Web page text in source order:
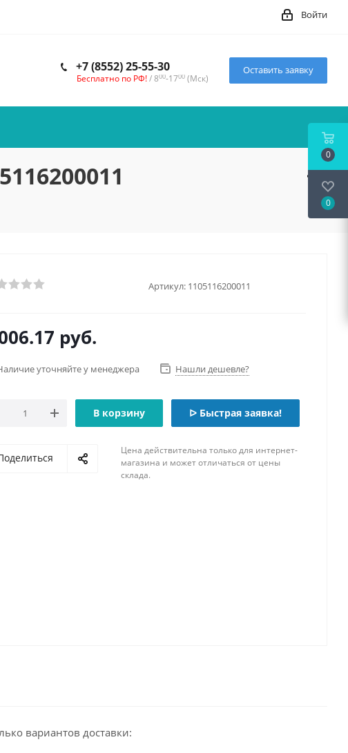
Войти
+7 (8552) 25-55-30
Бесплатно по РФ!/ 800-1700 (Мск)
Оставить заявку
Артикул: 1105116200011
руб.
уточняйте у менеджера Нашли дешевле?
В корзину ᐅ Быстрая заявка!
Цена действительна только для интернет-
магазина и может отличаться от цены
склада.
вариантов доставки:
0
0